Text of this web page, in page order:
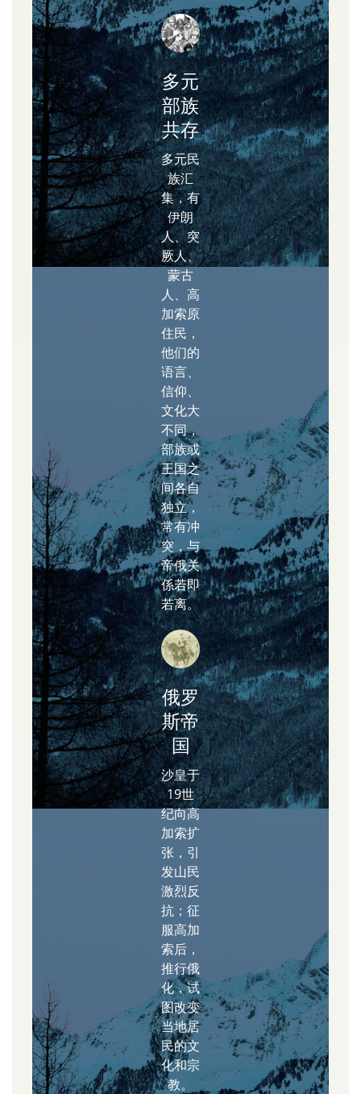
多元
部族
共存
多元民
族汇
集，有
伊朗
人、突
厥人、
蒙古
人、高
加索原
住民，
他们的
语言、
信仰、
文化大
不同，
部族或
王国之
间各自
独立，
常有冲
突，与
帝俄关
係若即
若离。
俄罗
斯帝
国
沙皇于
19世
纪向高
加索扩
张，引
发山民
激烈反
抗；征
服高加
索后，
推行俄
化，试
图改变
当地居
民的文
化和宗
教。